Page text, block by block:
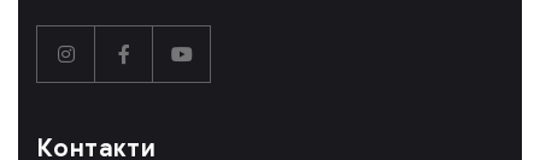
Контакти